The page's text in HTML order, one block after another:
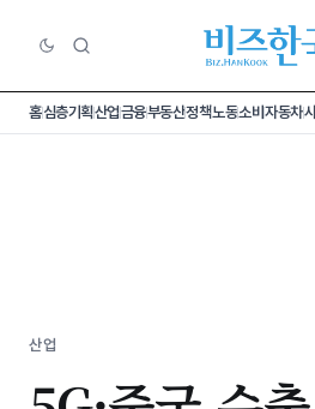
홈심층기획산업금융부동산정책노동소비 자동차
산업